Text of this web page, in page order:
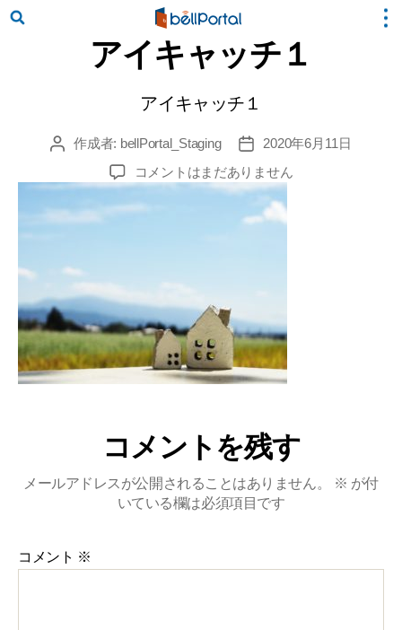
アイキャッチ１
アイキャッチ１
投
者
作成者: bellPortal_Staging
投
稿
日
2020年6月11日
ア
イ
キ
へ
の
コメントはまだありません
コメントを残す
メールアドレスが公開されることはありません。 ※ が付
いている欄は必須項目です
コメント ※